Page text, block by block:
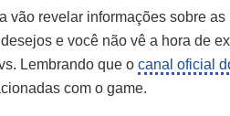
vão revelar informações sobre
e você não vê a hora de
Lembrando que o canal oficial
com o game.